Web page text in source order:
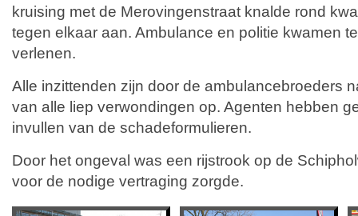
kruising met de Merovingenstraat knalde rond
tegen elkaar aan. Ambulance en politie kwamen
verlenen.
Alle inzittenden zijn door de ambulancebroeders
van alle liep verwondingen op. Agenten hebben
invullen van de schadeformulieren.
Door het ongeval was een rijstrook op de
voor de nodige vertraging zorgde.